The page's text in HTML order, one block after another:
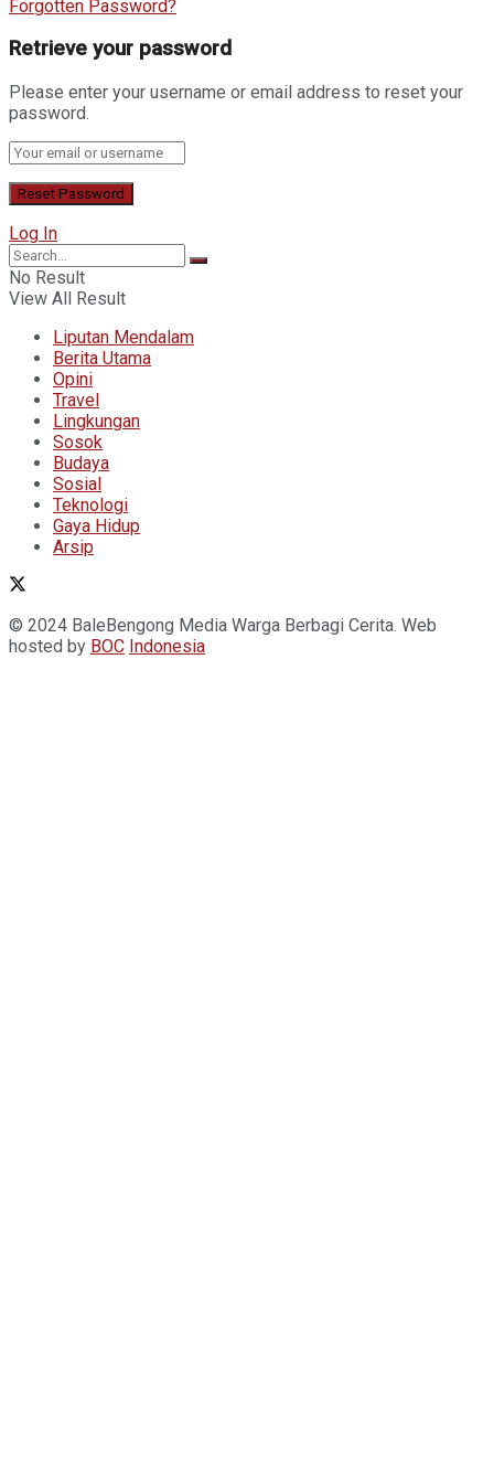
Forgotten Password?
Retrieve your password
Please enter your username or email address to reset your
password.
Log In
No Result
View All Result
Liputan Mendalam
Berita Utama
Opini
Travel
Lingkungan
Sosok
Budaya
Sosial
Teknologi
Gaya Hidup
Arsip
© 2024 BaleBengong Media Warga Berbagi Cerita. Web
hosted by BOC Indonesia